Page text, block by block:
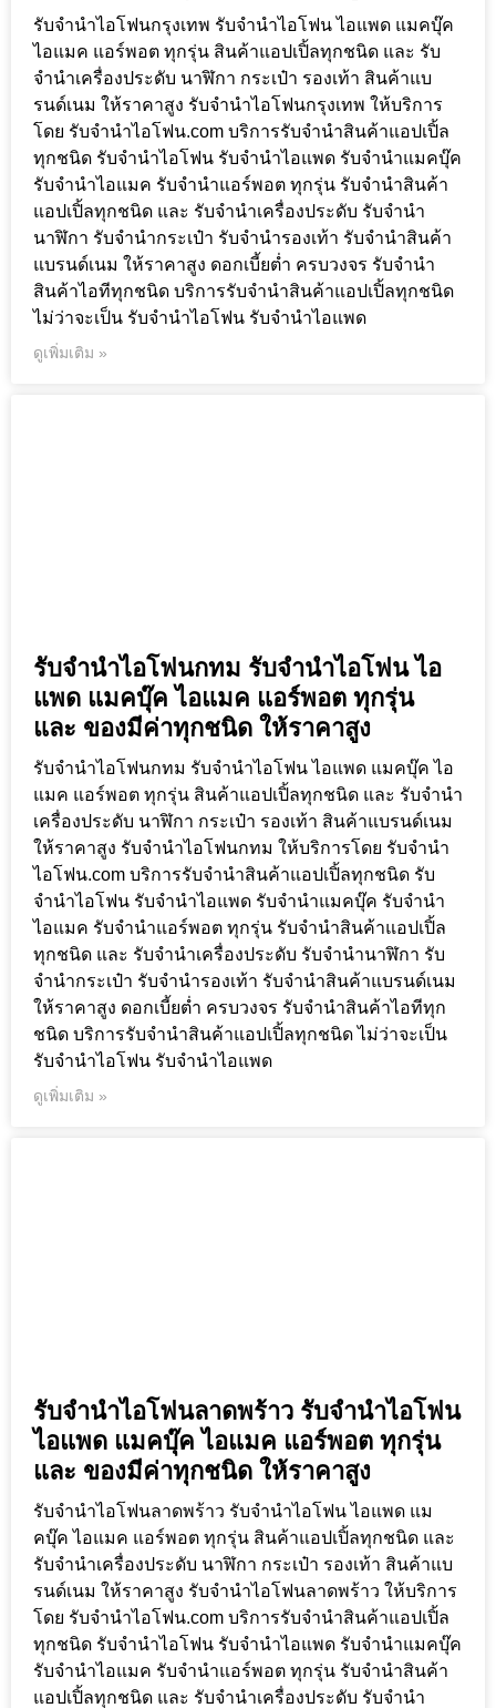
รับจำนำไอโฟนกรุงเทพ รับจำนำไอโฟน ไอแพด แมคบุ๊ค
ไอแมค แอร์พอต ทุกรุ่น สินค้าแอปเปิ้ลทุกชนิด และ รับ
จำนำเครื่องประดับ นาฬิกา กระเป๋า รองเท้า สินค้าแบ
รนด์เนม ให้ราคาสูง รับจำนำไอโฟนกรุงเทพ ให้บริการ
โดย รับจํานําไอโฟน.com บริการรับจำนำสินค้าแอปเปิ้ล
ทุกชนิด รับจำนำไอโฟน รับจำนำไอแพด รับจำนำแมคบุ๊ค
รับจำนำไอแมค รับจำนำแอร์พอต ทุกรุ่น รับจำนำสินค้า
แอปเปิ้ลทุกชนิด และ รับจำนำเครื่องประดับ รับจำนำ
นาฬิกา รับจำนำกระเป๋า รับจำนำรองเท้า รับจำนำสินค้า
แบรนด์เนม ให้ราคาสูง ดอกเบี้ยต่ำ ครบวงจร รับจำนำ
สินค้าไอทีทุกชนิด บริการรับจำนำสินค้าแอปเปิ้ลทุกชนิด
ไม่ว่าจะเป็น รับจำนำไอโฟน รับจำนำไอแพด
ดูเพิ่มเติม »
รับจำนำไอโฟนกทม รับจำนำไอโฟน ไอ
แพด แมคบุ๊ค ไอแมค แอร์พอต ทุกรุ่น
และ ของมีค่าทุกชนิด ให้ราคาสูง
รับจำนำไอโฟนกทม รับจำนำไอโฟน ไอแพด แมคบุ๊ค ไอ
แมค แอร์พอต ทุกรุ่น สินค้าแอปเปิ้ลทุกชนิด และ รับจำนำ
เครื่องประดับ นาฬิกา กระเป๋า รองเท้า สินค้าแบรนด์เนม
ให้ราคาสูง รับจำนำไอโฟนกทม ให้บริการโดย รับจํานํา
ไอโฟน.com บริการรับจำนำสินค้าแอปเปิ้ลทุกชนิด รับ
จำนำไอโฟน รับจำนำไอแพด รับจำนำแมคบุ๊ค รับจำนำ
ไอแมค รับจำนำแอร์พอต ทุกรุ่น รับจำนำสินค้าแอปเปิ้ล
ทุกชนิด และ รับจำนำเครื่องประดับ รับจำนำนาฬิกา รับ
จำนำกระเป๋า รับจำนำรองเท้า รับจำนำสินค้าแบรนด์เนม
ให้ราคาสูง ดอกเบี้ยต่ำ ครบวงจร รับจำนำสินค้าไอทีทุก
ชนิด บริการรับจำนำสินค้าแอปเปิ้ลทุกชนิด ไม่ว่าจะเป็น
รับจำนำไอโฟน รับจำนำไอแพด
ดูเพิ่มเติม »
รับจำนำไอโฟนลาดพร้าว รับจำนำไอโฟน
ไอแพด แมคบุ๊ค ไอแมค แอร์พอต ทุกรุ่น
และ ของมีค่าทุกชนิด ให้ราคาสูง
รับจำนำไอโฟนลาดพร้าว รับจำนำไอโฟน ไอแพด แม
คบุ๊ค ไอแมค แอร์พอต ทุกรุ่น สินค้าแอปเปิ้ลทุกชนิด และ
รับจำนำเครื่องประดับ นาฬิกา กระเป๋า รองเท้า สินค้าแบ
รนด์เนม ให้ราคาสูง รับจำนำไอโฟนลาดพร้าว ให้บริการ
โดย รับจํานําไอโฟน.com บริการรับจำนำสินค้าแอปเปิ้ล
ทุกชนิด รับจำนำไอโฟน รับจำนำไอแพด รับจำนำแมคบุ๊ค
รับจำนำไอแมค รับจำนำแอร์พอต ทุกรุ่น รับจำนำสินค้า
แอปเปิ้ลทุกชนิด และ รับจำนำเครื่องประดับ รับจำนำ